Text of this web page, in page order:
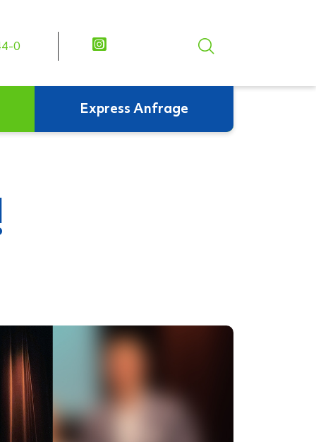
0
Express Anfrage